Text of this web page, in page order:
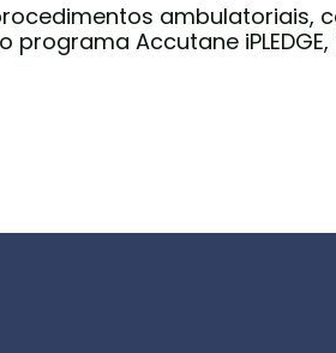
ambulatoriais,
Accutane iPLEDGE,